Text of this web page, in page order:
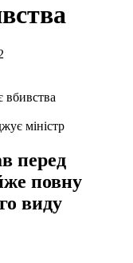
міністр
перед
повну
виду